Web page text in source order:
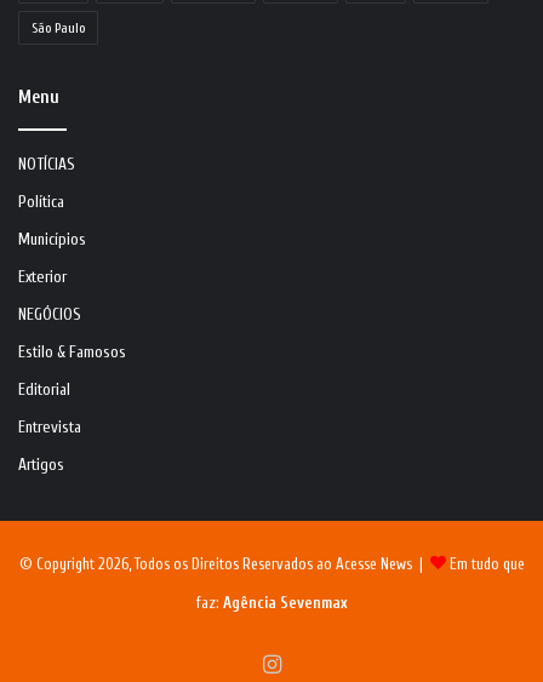
São Paulo
Menu
NOTÍCIAS
Política
Municípios
Exterior
NEGÓCIOS
Estilo & Famosos
Editorial
Entrevista
Artigos
© Copyright 2026, Todos os Direitos Reservados ao Acesse News | Em tudo que
faz: Agência Sevenmax
Instagram